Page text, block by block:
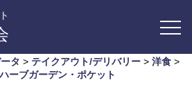
タ > テイクアウト/デリバリー > 洋食 >
ーブガーデン・ポケット